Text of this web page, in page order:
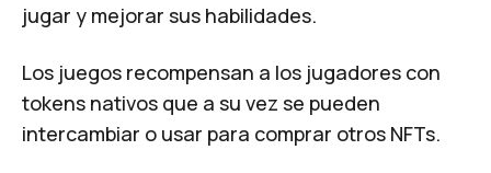
jugar y mejorar sus habilidades.
Los juegos recompensan a los jugadores con
tokens nativos que a su vez se pueden
intercambiar o usar para comprar otros NFTs.